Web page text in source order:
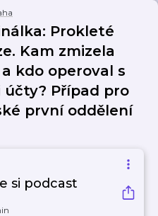
Prokleté
Kam zmizela
kdo operoval s
účty? Případ pro
první oddělení
si podcast